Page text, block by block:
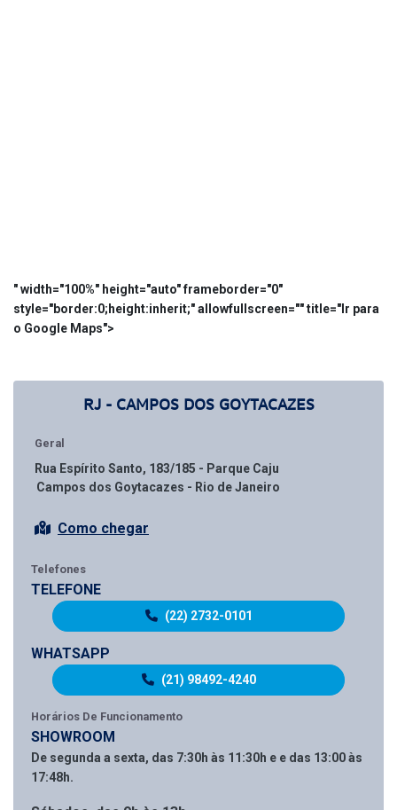
" width="100%" height="auto" frameborder="0"
style="border:0;height:inherit;" allowfullscreen="" title="Ir para
o Google Maps">
RJ - CAMPOS DOS GOYTACAZES
Geral
Rua Espírito Santo, 183/185 - Parque Caju
Campos dos Goytacazes - Rio de Janeiro
Como chegar
Telefones
TELEFONE
(22) 2732-0101
WHATSAPP
(21) 98492-4240
Horários De Funcionamento
SHOWROOM
De segunda a sexta, das 7:30h às 11:30h e e das 13:00 às
17:48h.